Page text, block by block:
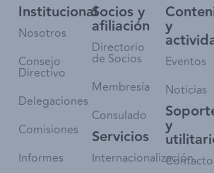
Institucional
Nosotros
Consejo
Directivo
Delegaciones
Comisiones
Informes
Socios y
afiliación
Directorio
de Socios
Membresía
Consulado
Servicios
Internacionalización
y
Eventos
Noticias
y
Contacto